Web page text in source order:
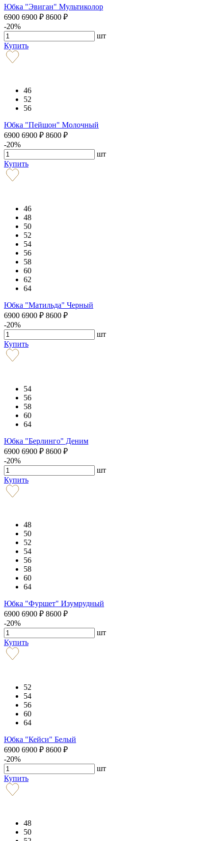
Юбка "Эвиган" Мультиколор
6900 6900 ₽ 8600 ₽
-20%
шт
Купить
46
52
56
Юбка "Пейшон" Молочный
6900 6900 ₽ 8600 ₽
-20%
шт
Купить
46
48
50
52
54
56
58
60
62
64
Юбка "Матильда" Черный
6900 6900 ₽ 8600 ₽
-20%
шт
Купить
54
56
58
60
64
Юбка "Берлинго" Деним
6900 6900 ₽ 8600 ₽
-20%
шт
Купить
48
50
52
54
56
58
60
64
Юбка "Фуршет" Изумрудный
6900 6900 ₽ 8600 ₽
-20%
шт
Купить
52
54
56
60
64
Юбка "Кейси" Белый
6900 6900 ₽ 8600 ₽
-20%
шт
Купить
48
50